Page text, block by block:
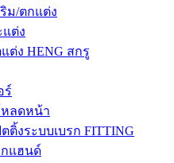
ม/ตกแต่ง
แต่ง
ต่ง HENG สกรู
ร์
ลดหน้า
ติ้งระบบเบรก FITTING
แฮนด์